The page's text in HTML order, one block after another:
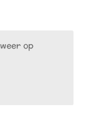
op